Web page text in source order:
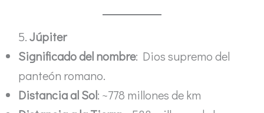
5.Júpiter
Significado del nombre: Dios supremo del
panteón romano.
Distancia al Sol: ~778 millones de km